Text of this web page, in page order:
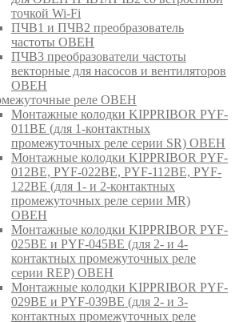
точкой Wi-Fi
ПЧВ1 и ПЧВ2 преобразователь
частоты ОВЕН
ПЧВ3 преобразователи частоты
векторные для насосов и вентиляторов
ОВЕН
реле ОВЕН
Монтажные колодки KIPPRIBOR PYF-
011BE (для 1-контактных
промежуточных реле серии SR) ОВЕН
Монтажные колодки KIPPRIBOR PYF-
012BE, PYF-022BE, PYF-112BE, PYF-
122BE (для 1- и 2-контактных
промежуточных реле серии MR)
ОВЕН
Монтажные колодки KIPPRIBOR PYF-
025BE и PYF-045BE (для 2- и 4-
контактных промежуточных реле
серии REP) ОВЕН
Монтажные колодки KIPPRIBOR PYF-
029BE и PYF-039BE (для 2- и 3-
контактных промежуточных реле